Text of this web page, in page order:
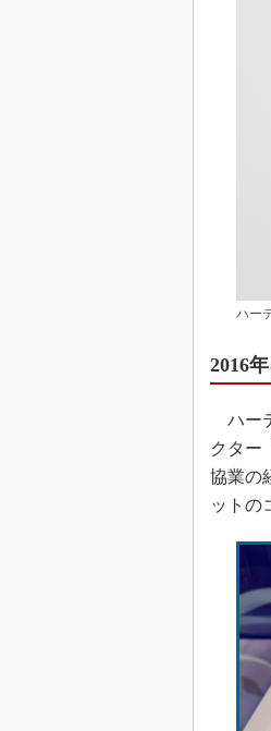
ハー
2016
ハー
クター
協業の
ットの